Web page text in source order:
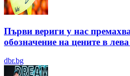
Първи вериги у нас
обозначение на цените в
dbr.bg